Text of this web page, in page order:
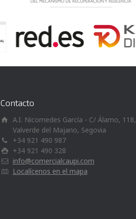
Contacto
A.I. Nicomedes García - C/ Álamo, 118,
Valverde del Majano, Segovia
+34 921 490 987
+34 921 490 328
info@comercialcaupi.com
Localícenos en el mapa